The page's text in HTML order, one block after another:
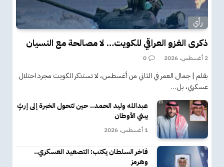
رأي
ذكرى الغزو العراقي للكويت… لا مصالحة مع النسيان
2 أغسطس، 2026 0
بقلم | جمال العمر في الثاني من أغسطس، لا تستذكر الكويت مجرد احتلال
عسكري، بل…
عبدالله وليد الحمد.. حين تتحول الخبرة إلى إرثٍ
يبني الأوطان
1 أغسطس، 2026
فاخر السلطان يكتب: التصعيد العسكري..
وهرمز